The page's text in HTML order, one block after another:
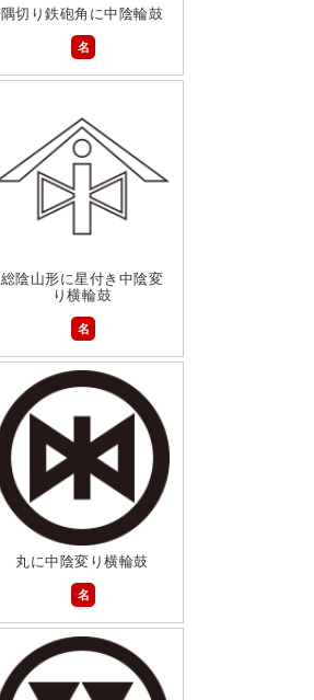
隅切り鉄砲角に中陰輪鼓
名
総陰山形に星付き中陰変
り横輪鼓
名
丸に中陰変り横輪鼓
名